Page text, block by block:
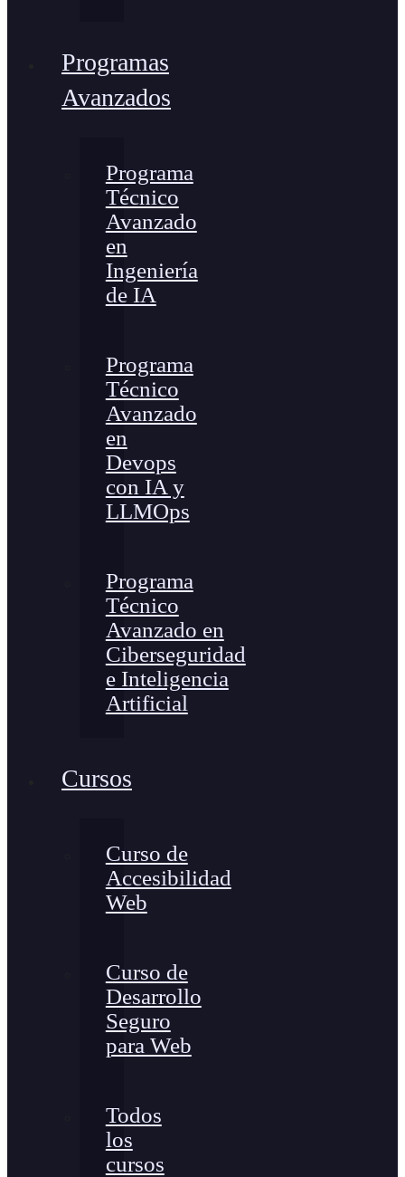
Programas
Avanzados
Programa
Técnico
Avanzado
en
Ingeniería
de IA
Programa
Técnico
Avanzado
en
Devops
con IA y
LLMOps
Programa
Técnico
Avanzado en
Ciberseguridad
e Inteligencia
Artificial
Cursos
Curso de
Accesibilidad
Web
Curso de
Desarrollo
Seguro
para Web
Todos
los
cursos